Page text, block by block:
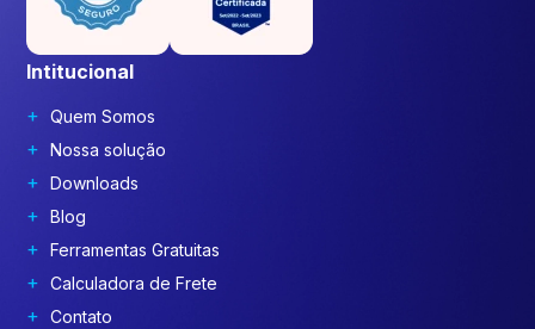
Intitucional
Quem Somos
Nossa solução
Downloads
Blog
Ferramentas Gratuitas
Calculadora de Frete
Contato